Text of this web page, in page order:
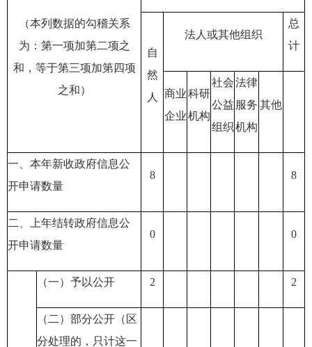
（本列数据的勾稽关系
为：第一项加第二项之
和，等于第三项加第四项
之和）
自
然
人
法人或其他组织
总
计
商业
企业
科研
机构
社会
公益
组织
法律
服务
机构
其他
一、本年新收政府信息公
开申请数量
8 8
二、上年结转政府信息公
开申请数量
0 0
（一）予以公开 2 2
（二）部分公开 （区
分处理的，只计这一